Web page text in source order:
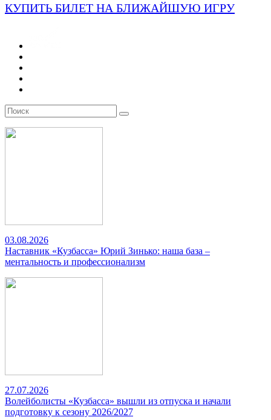
КУПИТЬ БИЛЕТ НА БЛИЖАЙШУЮ ИГРУ
03.08.2026
Наставник «Кузбасса» Юрий Зинько: наша база –
ментальность и профессионализм
27.07.2026
Волейболисты «Кузбасса» вышли из отпуска и начали
подготовку к сезону 2026/2027